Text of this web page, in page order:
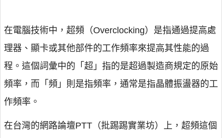
在電腦技術中，超頻（Overclocking）是指通過提高處
理器、顯卡或其他部件的工作頻率來提高其性能的過
程。這個詞彙中的「超」指的是超過製造商規定的原始
頻率，而「頻」則是指頻率，通常是指晶體振盪器的工
作頻率。
在台灣的網路論壇PTT（批踢踢實業坊）上，超頻這個